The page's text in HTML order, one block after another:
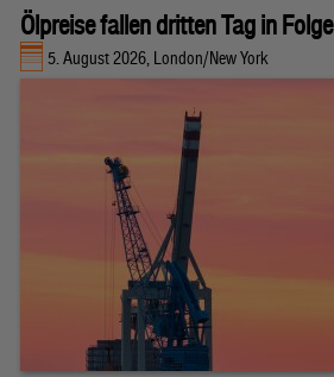
Ölpreise fallen dritten Tag in Folge
5. August 2026, London/New York